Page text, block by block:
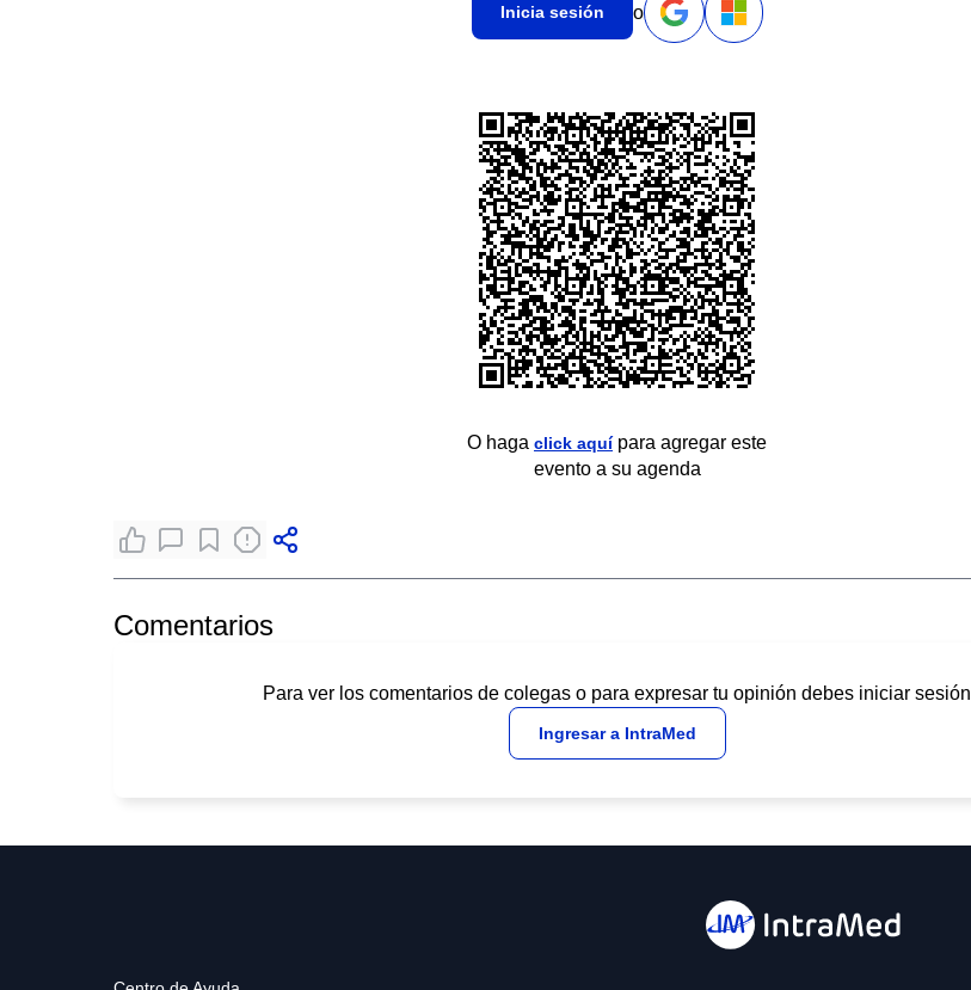
Inicia sesión o
O haga click aquípara agregar este
evento a su agenda
Comentarios
Para ver los comentarios de colegas o para expresar tu opinión debes iniciar sesión
Ingresar a IntraMed